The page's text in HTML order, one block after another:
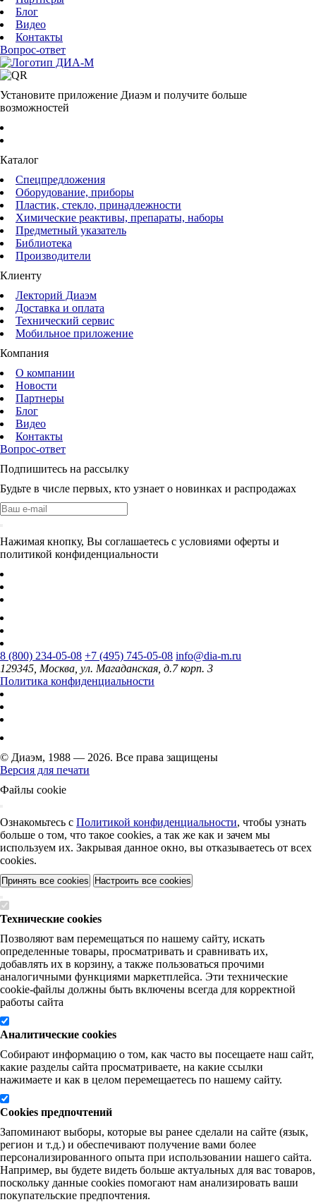
Блог
Видео
Контакты
Вопрос-ответ
Установите приложение Диаэм и получите больше
возможностей
Каталог
Спецпредложения
Оборудование, приборы
Пластик, стекло, принадлежности
Химические реактивы, препараты, наборы
Предметный указатель
Библиотека
Производители
Клиенту
Лекторий Диаэм
Доставка и оплата
Технический сервис
Мобильное приложение
Компания
О компании
Новости
Партнеры
Блог
Видео
Контакты
Вопрос-ответ
Подпишитесь на рассылку
Будьте в числе первых, кто узнает о новинках и распродажах
Нажимая кнопку, Вы соглашаетесь с условиями оферты и
политикой конфиденциальности
8 (800) 234-05-08 +7 (495) 745-05-08 info@dia-m.ru
129345, Москва, ул. Магаданская, д.7 корп. 3
Политика конфиденциальности
© Диаэм, 1988 — 2026. Все права защищены
Версия для печати
Файлы cookie
Ознакомьтесь с Политикой конфиденциальности, чтобы узнать
больше о том, что такое cookies, а так же как и зачем мы
используем их. Закрывая данное окно, вы отказываетесь от всех
cookies.
Принять все cookies Настроить все cookies
Технические cookies
Позволяют вам перемещаться по нашему сайту, искать
определенные товары, просматривать и сравнивать их,
добавлять их в корзину, а также пользоваться прочими
аналогичными функциями маркетплейса. Эти технические
cookie-файлы должны быть включены всегда для корректной
работы сайта
Аналитические cookies
Собирают информацию о том, как часто вы посещаете наш сайт,
какие разделы сайта просматриваете, на какие ссылки
нажимаете и как в целом перемещаетесь по нашему сайту.
Cookies предпочтений
Запоминают выборы, которые вы ранее сделали на сайте (язык,
регион и т.д.) и обеспечивают получение вами более
персонализированного опыта при использовании нашего сайта.
Например, вы будете видеть больше актуальных для вас товаров,
поскольку данные cookies помогают нам анализировать ваши
покупательские предпочтения.